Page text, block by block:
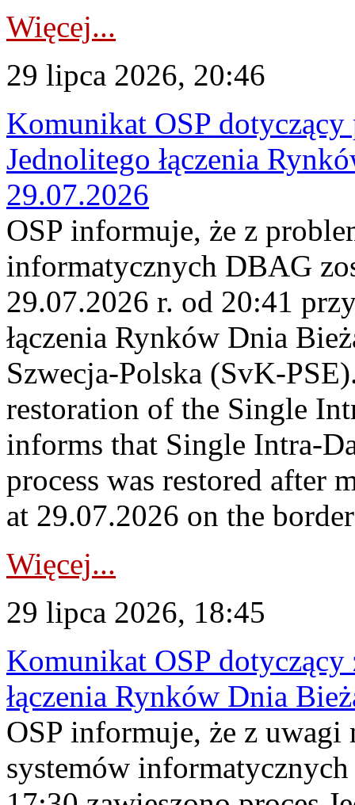
Więcej...
29 lipca 2026, 20:46
Komunikat OSP
Jednolitego łączenia
29.07.2026
OSP informuje, że z
informatycznych DBAG
29.07.2026 r. od 20:41
łączenia Rynków Dnia
Szwecja-Polska (SvK-
restoration of the Single
informs that Single Intra-
process was restored after
at 29.07.2026 on the
Więcej...
29 lipca 2026, 18:45
Komunikat OSP dotyczący
łączenia Rynków Dnia
OSP informuje, że z uwagi
systemów